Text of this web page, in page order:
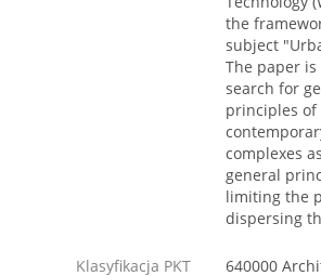
the
subject
The paper
search for
principles of
complexes
general
limiting the
dispersing
Klasyfikacja PKT 640000